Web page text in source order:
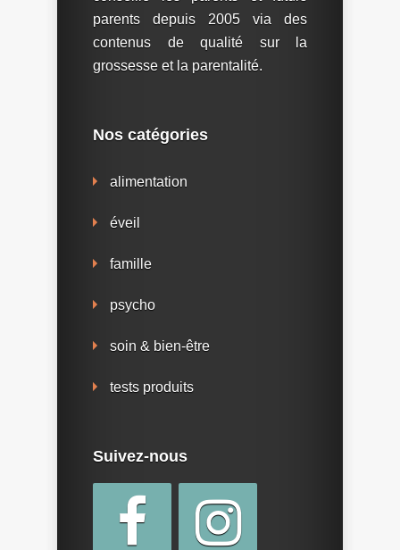
parents depuis 2005 via des
contenus de qualité sur la
grossesse et la parentalité.
Nos catégories
alimentation
éveil
famille
psycho
soin & bien-être
tests produits
Suivez-nous